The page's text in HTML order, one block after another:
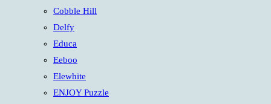
Cobble Hill
Delfy
Educa
Eeboo
Elewhite
ENJOY Puzzle